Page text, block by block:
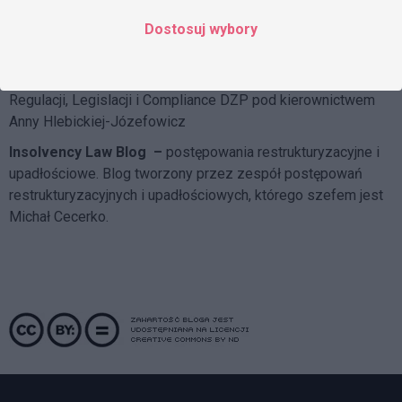
szefem jest Marcin Krakowiak
Regulacji, Legislacji i Compliance DZP pod kierownictwem
Anny Hlebickiej-Józefowicz
Insolvency Law Blog – postępowania restrukturyzacyjne i
upadłościowe. Blog tworzony przez zespół postępowań
restrukturyzacyjnych i upadłościowych, którego szefem jest
Michał Cecerko.
Dostosuj wybory